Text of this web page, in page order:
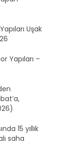
Uşak
Yapıları –
15 yıllık
saha